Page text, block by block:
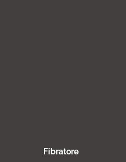
Fibratore